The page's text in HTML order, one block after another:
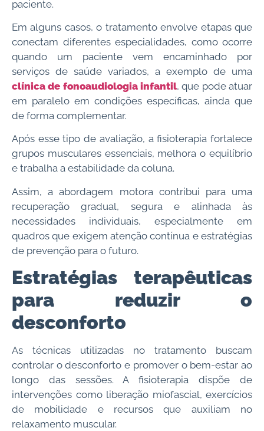
paciente.
Em alguns casos, o tratamento envolve etapas que
conectam diferentes especialidades, como ocorre
quando um paciente vem encaminhado por
serviços de saúde variados, a exemplo de uma
clínica de fonoaudiologia infantil, que pode atuar
em paralelo em condições específicas, ainda que
de forma complementar.
Após esse tipo de avaliação, a fisioterapia fortalece
grupos musculares essenciais, melhora o equilíbrio
e trabalha a estabilidade da coluna.
Assim, a abordagem motora contribui para uma
recuperação gradual, segura e alinhada às
necessidades individuais, especialmente em
quadros que exigem atenção contínua e estratégias
de prevenção para o futuro.
Estratégias terapêuticas
para reduzir o
desconforto
As técnicas utilizadas no tratamento buscam
controlar o desconforto e promover o bem-estar ao
longo das sessões. A fisioterapia dispõe de
intervenções como liberação miofascial, exercícios
de mobilidade e recursos que auxiliam no
relaxamento muscular.